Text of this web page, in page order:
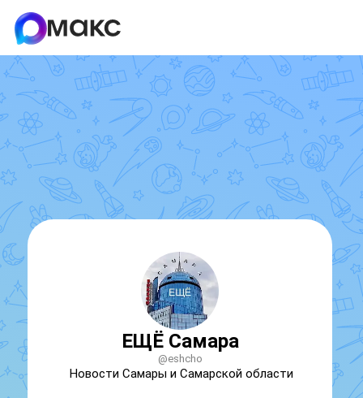
ЕЩЁ Самара
@eshcho
Новости Самары и Самарской области